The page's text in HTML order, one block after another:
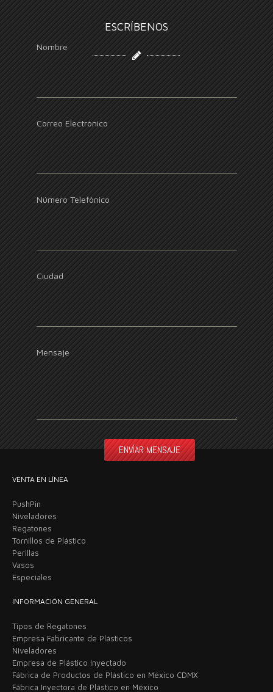
ESCRÍBENOS
Nombre
Correo Electrónico
Número Telefónico
Ciudad
Mensaje
VENTA EN LÍNEA
PushPin
Niveladores
Regatones
Tornillos de Plástico
Perillas
Vasos
Especiales
INFORMACIÓN GENERAL
Tipos de Regatones
Empresa Fabricante de Plásticos
Niveladores
Empresa de Plástico Inyectado
Fábrica de Productos de Plástico en México CDMX
Fábrica Inyectora de Plástico en México